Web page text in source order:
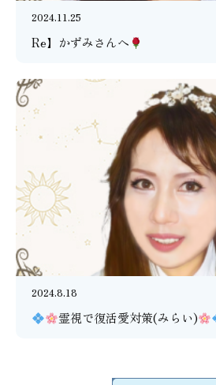
2024.11.25
Re】かずみさんへ
2024.8.18
霊視で復活愛対策(みらい)